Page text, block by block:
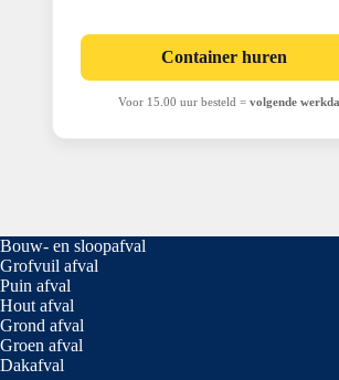
Container huren
Voor 15.00 uur besteld =volgende
Bouw- en sloopafval
Grofvuil afval
Puin afval
Hout afval
Grond afval
Groen afval
Dakafval